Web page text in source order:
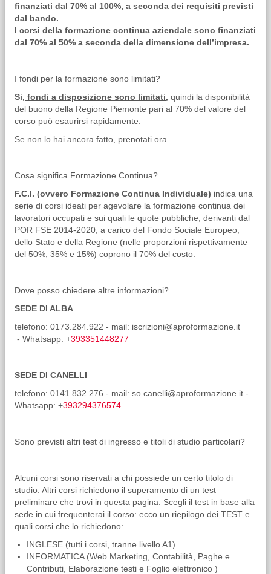
finanziati dal 70% al 100%, a seconda dei requisiti previsti
dal bando.
I corsi della formazione continua aziendale sono finanziati
dal 70% al 50% a seconda della dimensione dell’impresa.
I fondi per la formazione sono limitati?
Si, fondi a disposizione sono limitati, quindi la disponibilità
del buono della Regione Piemonte pari al 70% del valore del
corso può esaurirsi rapidamente.
Se non lo hai ancora fatto, prenotati ora.
Cosa significa Formazione Continua?
F.C.I. (ovvero Formazione Continua Individuale) indica una
serie di corsi ideati per agevolare la formazione continua dei
lavoratori occupati e sui quali le quote pubbliche, derivanti dal
POR FSE 2014-2020, a carico del Fondo Sociale Europeo,
dello Stato e della Regione (nelle proporzioni rispettivamente
del 50%, 35% e 15%) coprono il 70% del costo.
Dove posso chiedere altre informazioni?
SEDE DI ALBA
telefono: 0173.284.922 - mail: iscrizioni@aproformazione.it
- Whatsapp: +393351448277
SEDE DI CANELLI
telefono: 0141.832.276 - mail: so.canelli@aproformazione.it -
Whatsapp: +393294376574
Sono previsti altri test di ingresso e titoli di studio particolari?
Alcuni corsi sono riservati a chi possiede un certo titolo di
studio. Altri corsi richiedono il superamento di un test
preliminare che trovi in questa pagina. Scegli il test in base alla
sede in cui frequenterai il corso: ecco un riepilogo dei TEST e
quali corsi che lo richiedono:
INGLESE (tutti i corsi, tranne livello A1)
INFORMATICA (Web Marketing, Contabilità, Paghe e
Contributi, Elaborazione testi e Foglio elettronico )